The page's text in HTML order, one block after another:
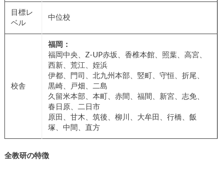
目標レ
ベル
中位校
校舎
福岡：
福岡中央、Z-UP赤坂、香椎本館、照葉、高宮、
西新、荒江、姪浜
伊都、門司、北九州本部、竪町、守恒、折尾、
黒崎、戸畑、二島
久留米本部、本町、赤間、福間、新宮、志免、
春日原、二日市
原田、甘木、筑後、柳川、大牟田、行橋、飯
塚、中間、直方
全教研の特徴